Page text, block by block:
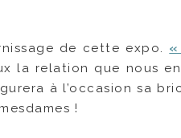
de cette expo.
la relation que nous
à l’occasion sa
!